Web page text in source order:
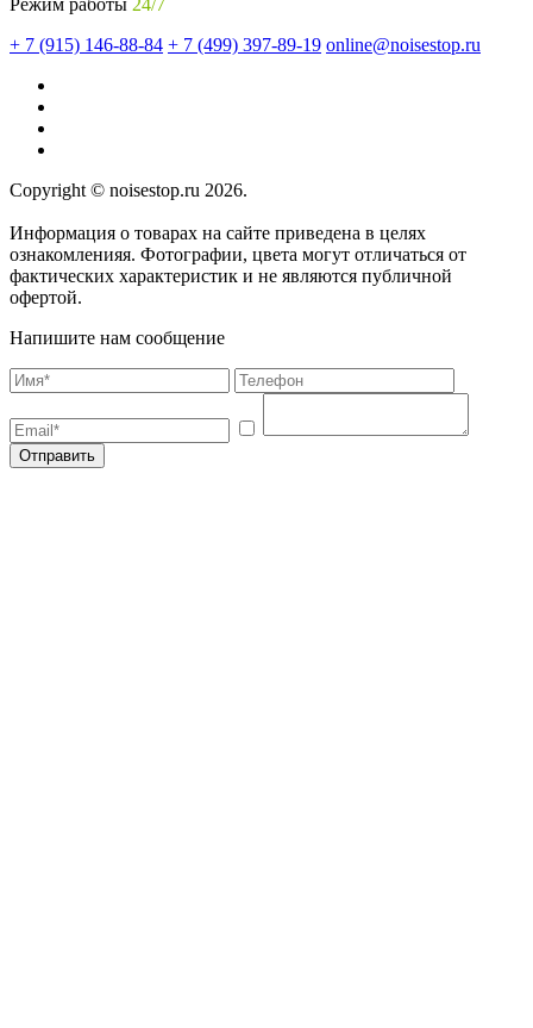
+ 7 (915) 146-88-84 + 7 (499) 397-89-19 online@noisestop.ru
Copyright © noisestop.ru 2026.
Информация о товарах на сайте приведена в целях
ознакомленияя. Фотографии, цвета могут отличаться от
фактических характеристик и не являются публичной
офертой.
Напишите нам сообщение
Отправить